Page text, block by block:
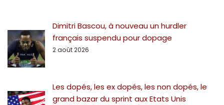
Dimitri Bascou, à nouveau un hurdler
français suspendu pour dopage
2 août 2026
Les dopés, les ex dopés, les non dopés, le
grand bazar du sprint aux Etats Unis